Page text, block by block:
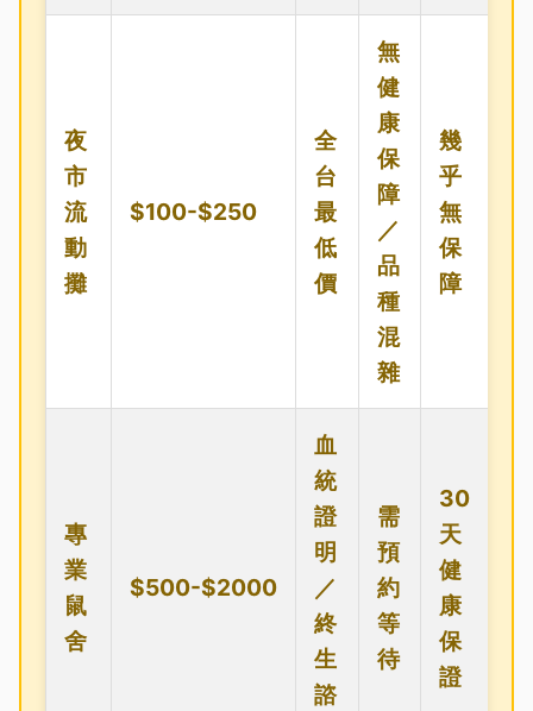
夜
市
流
動
攤
$100-$250
全
台
最
低
價
無
健
康
保
障
／
品
種
混
雜
幾
乎
無
保
障
專
業
鼠
舍
$500-$2000
血
統
證
明
／
終
生
諮
需
預
約
等
待
30
天
健
康
保
證